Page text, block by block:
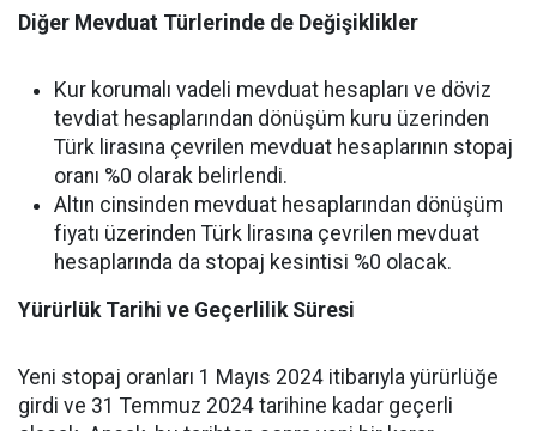
Diğer Mevduat Türlerinde de Değişiklikler
Kur korumalı vadeli mevduat hesapları ve döviz
tevdiat hesaplarından dönüşüm kuru üzerinden
Türk lirasına çevrilen mevduat hesaplarının stopaj
oranı %0 olarak belirlendi.
Altın cinsinden mevduat hesaplarından dönüşüm
fiyatı üzerinden Türk lirasına çevrilen mevduat
hesaplarında da stopaj kesintisi %0 olacak.
Yürürlük Tarihi ve Geçerlilik Süresi
Yeni stopaj oranları 1 Mayıs 2024 itibarıyla yürürlüğe
girdi ve 31 Temmuz 2024 tarihine kadar geçerli